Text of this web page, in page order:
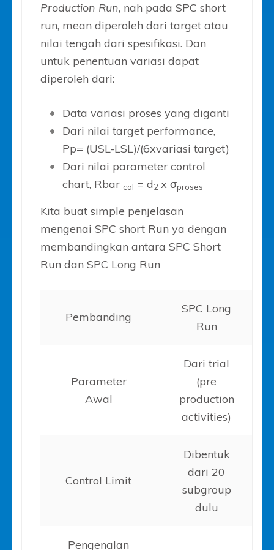
Production Run, nah pada SPC short
run, mean diperoleh dari target atau
nilai tengah dari spesifikasi. Dan
untuk penentuan variasi dapat
diperoleh dari:
Data variasi proses yang diganti
Dari nilai target performance,
Pp= (USL-LSL)/(6xvariasi target)
Dari nilai parameter control
chart, Rbar cal = d2 x σproses
Kita buat simple penjelasan
mengenai SPC short Run ya dengan
membandingkan antara SPC Short
Run dan SPC Long Run
Pembanding
SPC Long
Run
Parameter
Awal
Dari trial
(pre
production
activities)
Control Limit
Dibentuk
dari 20
subgroup
dulu
Pengenalan